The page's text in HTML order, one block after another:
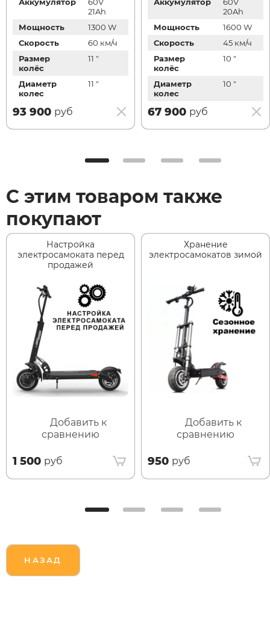
Аккумулятор
60V
21Ah
Мощность
1300 W
Скорость
60 км/ч
Размер
колёс
11 "
Диаметр
колес
11 "
93 900 руб
Аккумулятор
60V
20Ah
Мощность
1600 W
Скорость
45 км/ч
Размер
колёс
10 "
Диаметр
колес
10 "
67 900 руб
С этим товаром также
покупают
Настройка
электросамоката перед
продажей
Добавить к
сравнению
1 500 руб
Хранение
электросамокатов зимой
Добавить к
сравнению
950 руб
НАЗАД